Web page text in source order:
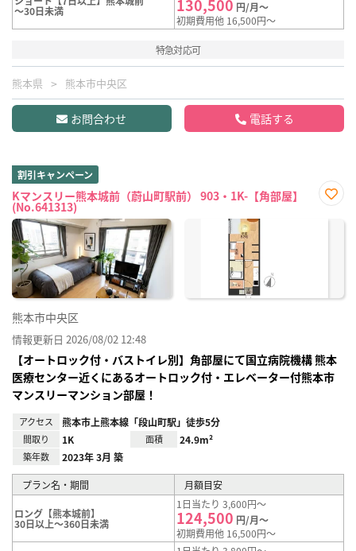
～30日未満 130,500 円/月～
初期費用他 16,500円～
特急対応可
熊本県 熊本市中央区
お問合わせ 電話する
割引キャンペーン
Kマンスリー熊本城前（蔚山町駅前） 903・1K-【角部屋】
(No.641313)
に入
熊本市中央区
情報更新日 2026/08/02 12:48
【オートロック付・バストイレ別】角部屋にて国立病院機構 熊本
医療センター近くにあるオートロック付・エレベーター付熊本市
マンスリーマンション部屋！
アクセス 熊本市上熊本線「段山町駅」徒歩5分
間取り 1K 面積 24.9m²
築年数 2023年 3月 築
プラン名・期間 月額目安
ロング【熊本城前】
30日以上～360日未満
1日当たり 3,600円～
124,500 円/月～
初期費用他 16,500円～